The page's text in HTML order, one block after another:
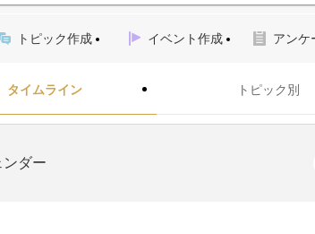
トピック作成 イベント作成 アンケ
タイムライン トピック別
ンダー